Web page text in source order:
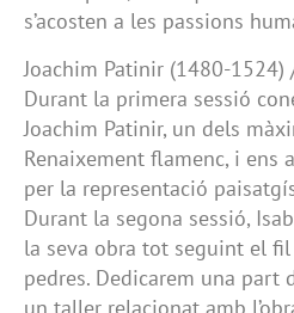
s’acosten a les passions
Joachim Patinir (1480-1524)
Durant la primera sessió
Joachim Patinir, un dels
Renaixement flamenc, i ens
per la representació
Durant la segona sessió,
la seva obra tot seguint el
pedres. Dedicarem una part
un taller relacionat amb